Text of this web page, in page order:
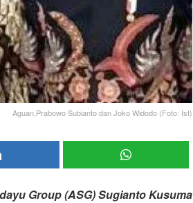
Aguan,Prabowo Subianto dan Joko Widodo (Foto: Ist)
Group (ASG) Sugianto Kusuma